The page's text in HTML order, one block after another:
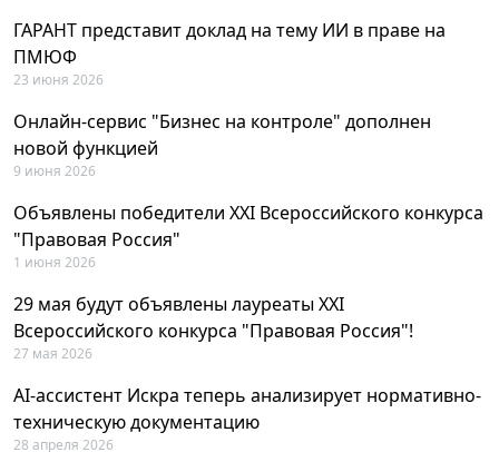
ГАРАНТ представит доклад на тему ИИ в праве на
ПМЮФ
23 июня 2026
Онлайн-сервис "Бизнес на контроле" дополнен
новой функцией
9 июня 2026
Объявлены победители XXI Всероссийского конкурса
"Правовая Россия"
1 июня 2026
29 мая будут объявлены лауреаты XXI
Всероссийского конкурса "Правовая Россия"!
27 мая 2026
AI-ассистент Искра теперь анализирует нормативно-
техническую документацию
28 апреля 2026